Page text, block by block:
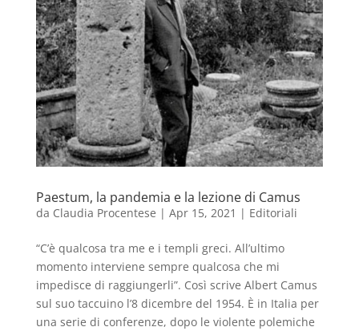
Paestum, la pandemia e la lezione di Camus
da Claudia Procentese | Apr 15, 2021 | Editoriali
“C’è qualcosa tra me e i templi greci. All’ultimo
momento interviene sempre qualcosa che mi
impedisce di raggiungerli”. Così scrive Albert Camus
sul suo taccuino l’8 dicembre del 1954. È in Italia per
una serie di conferenze, dopo le violente polemiche